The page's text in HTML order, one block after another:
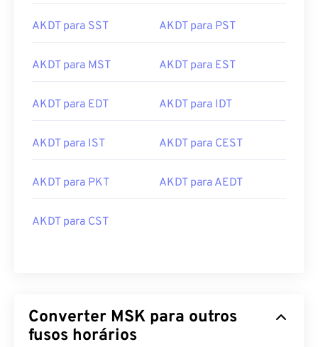
AKDT para SST AKDT para PST
AKDT para MST AKDT para EST
AKDT para EDT AKDT para IDT
AKDT para IST AKDT para CEST
AKDT para PKT AKDT para AEDT
AKDT para CST
Converter MSK para outros
fusos horários